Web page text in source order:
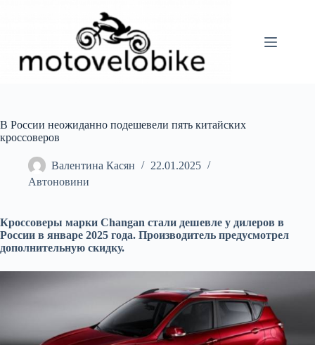
В России неожиданно подешевели пять китайских
кроссоверов
Валентина Касян
22.01.2025
Автоновини
Кроссоверы марки Changan стали дешевле у дилеров в
России в январе 2025 года. Производитель предусмотрел
дополнительную скидку.